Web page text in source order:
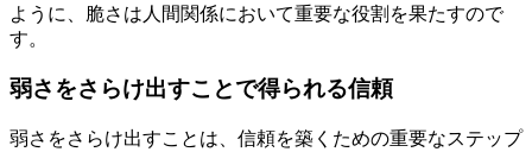
ように、脆さは人間関係において重要な役割を果たすので
す。
弱さをさらけ出すことで得られる信頼
弱さをさらけ出すことは、信頼を築くための重要なステップ